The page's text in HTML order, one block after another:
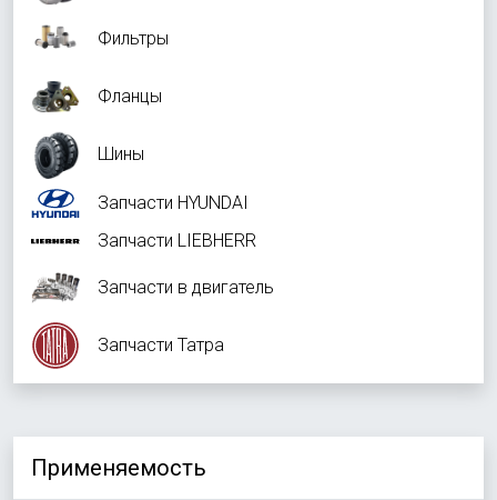
Фильтры
Фланцы
Шины
Запчасти HYUNDAI
Запчасти LIEBHERR
Запчасти в двигатель
Запчасти Татра
Применяемость